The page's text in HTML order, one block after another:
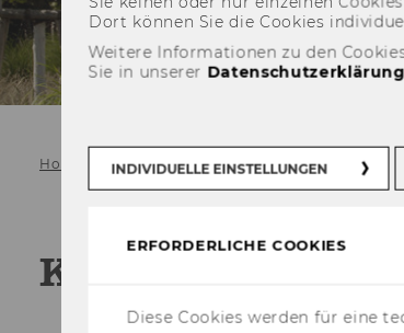
Home Kooperationen
Kooperationen
Dort kön­nen Sie die Coo­kies
Weitere Informationen zu den
Sie in unserer Datenschutzerklärung
INDIVIDUELLE EINSTELLUNGEN
ERFORDERLICHE COOKIES
Diese Cookies werden für eine